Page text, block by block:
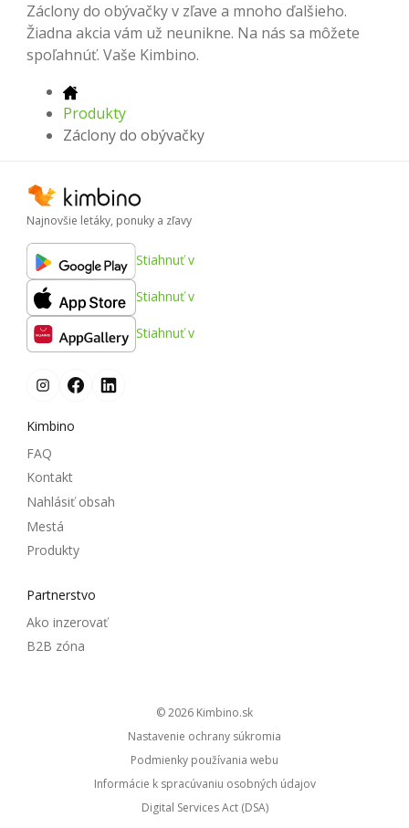
Záclony do obývačky v zľave a mnoho ďalšieho.
Žiadna akcia vám už neunikne. Na nás sa môžete
spoľahnúť. Vaše Kimbino.
Produkty
Záclony do obývačky
Najnovšie letáky, ponuky a zľavy
Stiahnuť v
Stiahnuť v
Stiahnuť v
Kimbino
FAQ
Kontakt
Nahlásiť obsah
Mestá
Produkty
Partnerstvo
Ako inzerovať
B2B zóna
© 2026
kimbino.sk
Nastavenie ochrany súkromia
Podmienky používania webu
Informácie k spracúvaniu osobných údajov
Digital Services Act (DSA)